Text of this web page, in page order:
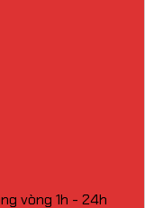
vòng 1h - 24h